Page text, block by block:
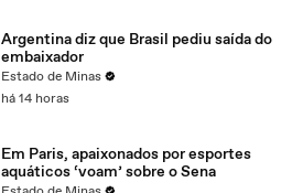
Argentina diz que Brasil pediu saída do
embaixador
Estado de Minas
há 14 horas
Em Paris, apaixonados por esportes
aquáticos ‘voam’ sobre o Sena